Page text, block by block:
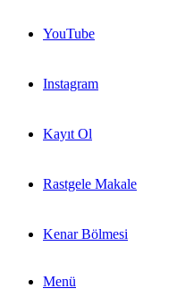
YouTube
Instagram
Kayıt Ol
Rastgele Makale
Kenar Bölmesi
Menü